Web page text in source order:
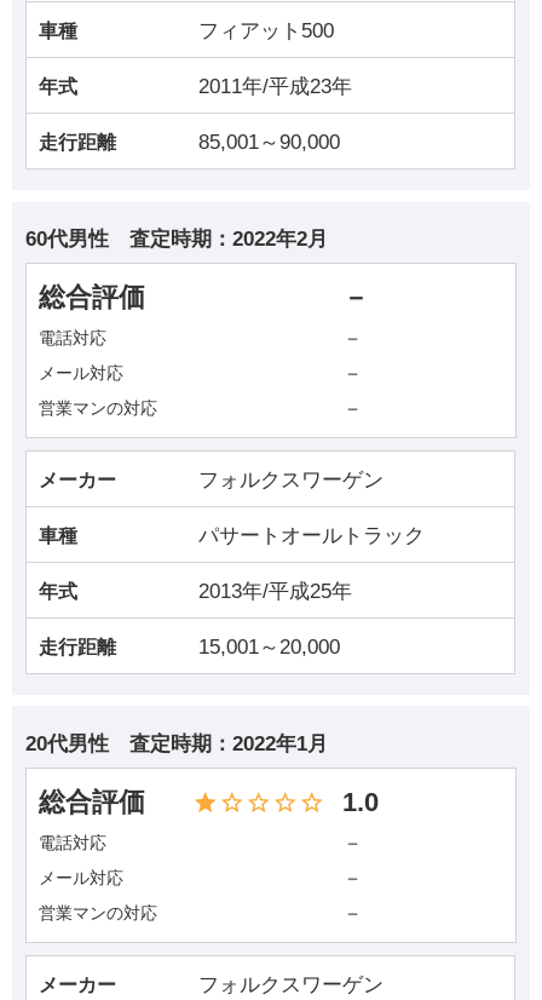
車種 フィアット500
年式 2011年/平成23年
走行距離 85,001～90,000
60代男性 査定時期： 2022年2月
総合評価 －
電話対応 －
メール対応 －
営業マンの対応 －
メーカー フォルクスワーゲン
車種 パサートオールトラック
年式 2013年/平成25年
走行距離 15,001～20,000
20代男性 査定時期： 2022年1月
総合評価 1.0
電話対応 －
メール対応 －
営業マンの対応 －
メーカー フォルクスワーゲン